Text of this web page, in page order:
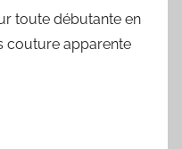
toute débutante en
couture apparente